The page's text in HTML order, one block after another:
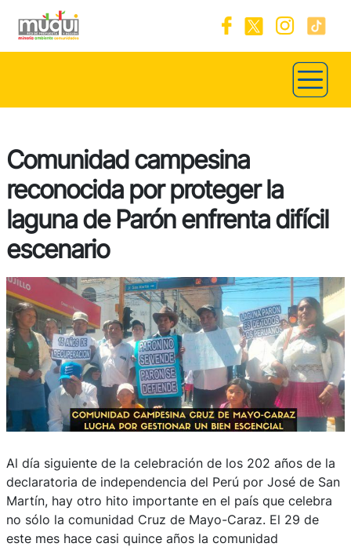
Comunidad campesina
reconocida por proteger la
laguna de Parón enfrenta difícil
escenario
Al día siguiente de la celebración de los 202 años de la
declaratoria de independencia del Perú por José de San
Martín, hay otro hito importante en el país que celebra
no sólo la comunidad Cruz de Mayo-Caraz. El 29 de
este mes hace casi quince años la comunidad